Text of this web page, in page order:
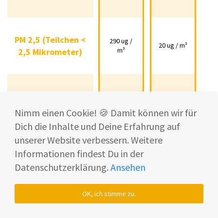
2,5 Mikrometer)
290 ug /
m³
20 ug / m³
Luftqualitätsindex
290 ug /
m³
20 ug / m³
PM 2,5 (Teilchen <
2,5 Mikrometer)
Luftqualitätsindex
Bereits nach 30 Minuten konnte das Modell einen
Großteil der Luftverschmutzung
Nach 60 Minuten auf voller Leistung hat der
Haushaltshelfer 96,64 % der groben (PM 10) und
Nimm einen Cookie! 🍪 Damit können wir für
Dich die Inhalte und Deine Erfahrung auf
unserer Website verbessern. Weitere
Informationen findest Du in der
Datenschutzerklärung. Ansehen
OK, ich stimme zu.